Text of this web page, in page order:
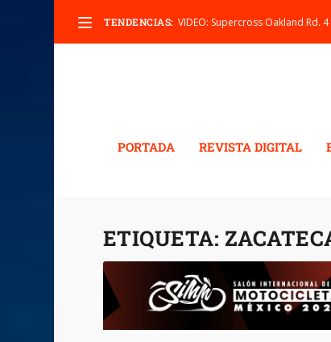
TENDENCIAS: VIDEO: Supercross Oakland Rd. 4
PORTADA REVISTA DIGITAL
ETIQUETA: